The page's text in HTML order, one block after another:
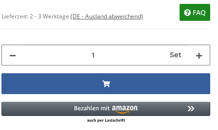
Lieferzeit:2 - 3 Werktage(DE - Ausland abweichend) FAQ
Set